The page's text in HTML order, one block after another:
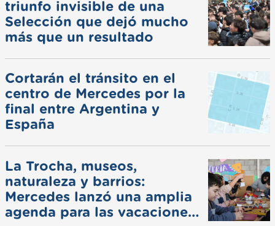
triunfo invisible de una
Selección que dejó mucho
más que un resultado
Cortarán el tránsito en el
centro de Mercedes por la
final entre Argentina y
España
La Trocha, museos,
naturaleza y barrios:
Mercedes lanzó una amplia
agenda para las vacaciones